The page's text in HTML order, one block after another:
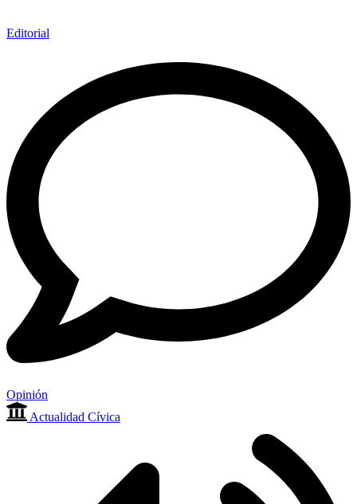
Editorial
Opinión
Actualidad Cívica